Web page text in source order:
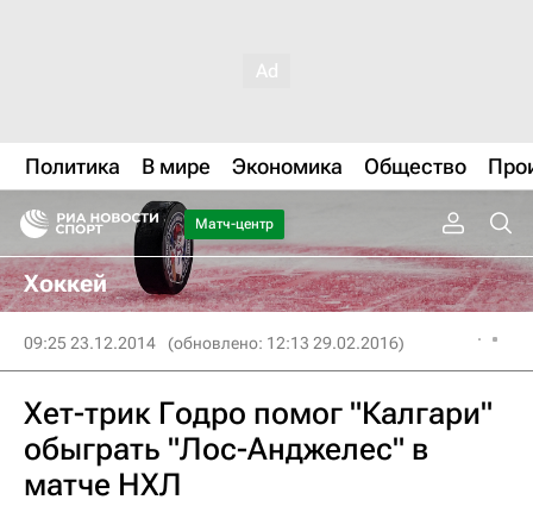
Политика В мире Экономика Общество
Матч-центр
Хоккей
09:25 23.12.2014 (обновлено: 12:13 29.02.2016)
Хет-трик Годро помог "Калгари"
обыграть "Лос-Анджелес" в
матче НХЛ